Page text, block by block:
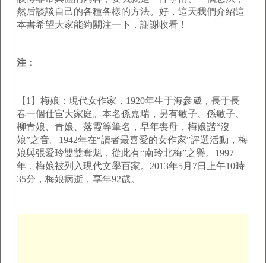
然后談談自己的各種各樣的方法。好，這天我們介紹這
本書希望大家能夠關注一下，謝謝收看！
注：
【 1 】梅娘：現代女作家， 1920年生于海參崴，長于長
春一個仕宦大家庭。本名孫嘉瑞，另有敏子、孫敏子、
柳青娘、青娘、落霞等筆名，早年喪母，梅娘諧“沒
娘”之音。 1942年在“讀者最喜愛的女作家”評選活動，梅
娘與張愛玲雙雙奪魁，從此有“南玲北梅”之譽。 1997
年，梅娘被列入現代文學百家。 2013年5月 7日上午10時
35分，梅娘病逝，享年92歲。